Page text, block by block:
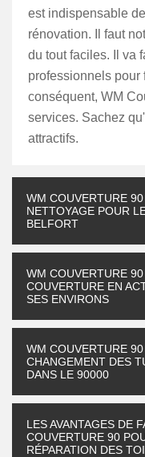
est indispensable
rénovation. Il faut
du tout faciles. Il va
professionnels pour
conséquent, WM
services. Sachez
attractifs.
WM COUVERTURE
NETTOYAGE POUR
BELFORT
WM COUVERTURE
COUVERTURE EN
SES ENVIRONS
WM COUVERTURE
CHANGEMENT DES
DANS LE 90000
LES AVANTAGES DE
COUVERTURE 90
RÉPARATION DES